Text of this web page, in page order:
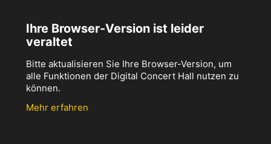
Ihre Browser-Version ist leider
veraltet
Bitte aktualisieren Sie Ihre Browser-Version, um
alle Funktionen der Digital Concert Hall nutzen zu
können.
Mehr erfahren